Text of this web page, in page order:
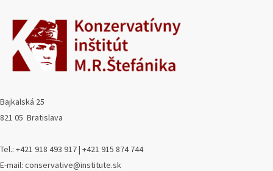
Bajkalská 25
821 05 Bratislava
Tel.: +421 918 493 917 | +421 915 874 744
E-mail: conservative@institute.sk